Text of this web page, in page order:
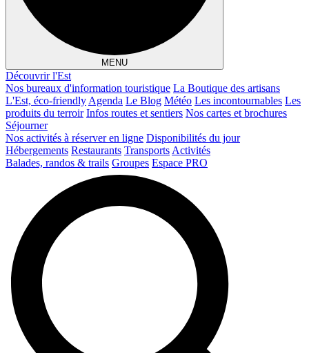
MENU
Découvrir l'Est
Nos bureaux d'information touristique La Boutique des artisans
L'Est, éco-friendly Agenda Le Blog Météo Les incontournables Les
produits du terroir Infos routes et sentiers Nos cartes et brochures
Séjourner
Nos activités à réserver en ligne Disponibilités du jour
Hébergements Restaurants Transports Activités
Balades, randos & trails Groupes Espace PRO